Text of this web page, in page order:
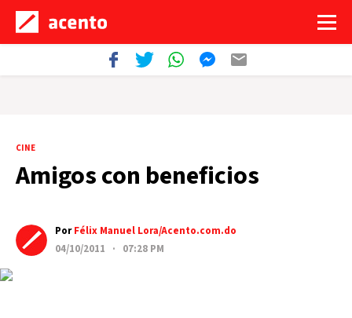
CINE
Amigos con beneficios
PorFélix Manuel Lora/Acento.com.do
04/10/2011 · 07:28 PM